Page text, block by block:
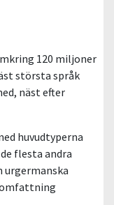
120 miljoner
största språk
näst efter
huvudtyperna
flesta andra
urgermanska